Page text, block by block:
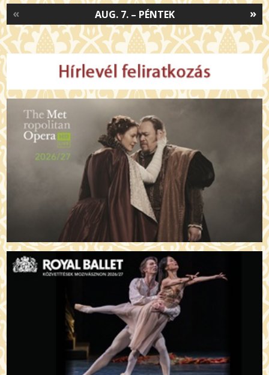
»
AUG. 7. – PÉNTEK
«